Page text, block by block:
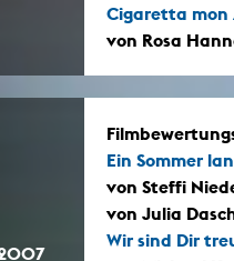
Cigaretta mon
von Rosa
Ein Sommer
von Steffi
von Julia
Wir sind Dir